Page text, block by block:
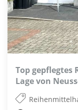
Top
Lage von